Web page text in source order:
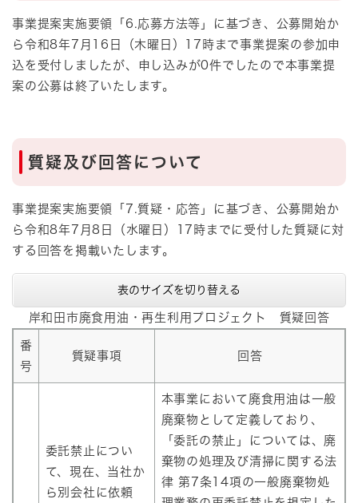
事業提案実施要領「6.応募方法等」に基づき、公募開始か
ら令和8年7月16日（木曜日）17時まで事業提案の参加申
込を受付しましたが、申し込みが0件でしたので本事業提
案の公募は終了いたします。
質疑及び回答について
事業提案実施要領「7.質疑・応答」に基づき、公募開始か
ら令和8年7月8日（水曜日）17時までに受付した質疑に対
する回答を掲載いたします。
表のサイズを切り替える
岸和田市廃食用油・再生利用プロジェクト 質疑回答
番
号
質疑事項 回答
委託禁止につい
て、現在、当社か
ら別会社に依頼
本事業において廃食用油は一般
廃棄物として定義しており、
「委託の禁止」については、廃
棄物の処理及び清掃に関する法
律 第7条14項の一般廃棄物処